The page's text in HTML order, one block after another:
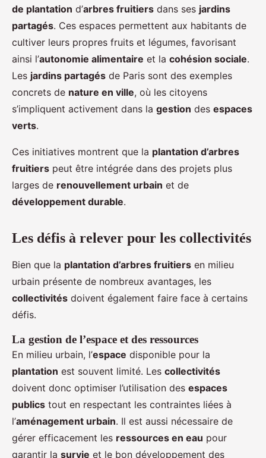
de plantation d’arbres fruitiers dans ses jardins
partagés. Ces espaces permettent aux habitants de
cultiver leurs propres fruits et légumes, favorisant
ainsi l’autonomie alimentaire et la cohésion sociale.
Les jardins partagés de Paris sont des exemples
concrets de nature en ville, où les citoyens
s’impliquent activement dans la gestion des espaces
verts.
Ces initiatives montrent que la plantation d’arbres
fruitiers peut être intégrée dans des projets plus
larges de renouvellement urbain et de
développement durable.
Les défis à relever pour les collectivités
Bien que la plantation d’arbres fruitiers en milieu
urbain présente de nombreux avantages, les
collectivités doivent également faire face à certains
défis.
La gestion de l’espace et des ressources
En milieu urbain, l’espace disponible pour la
plantation est souvent limité. Les collectivités
doivent donc optimiser l’utilisation des espaces
publics tout en respectant les contraintes liées à
l’aménagement urbain. Il est aussi nécessaire de
gérer efficacement les ressources en eau pour
garantir la survie et le bon développement des